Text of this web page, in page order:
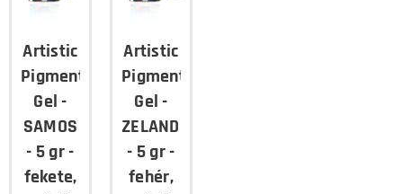
Artistic
Pigment
Gel -
SAMOS
- 5 gr -
fekete,
Artistic
Pigment
Gel -
ZELANDIA
- 5 gr -
fehér,